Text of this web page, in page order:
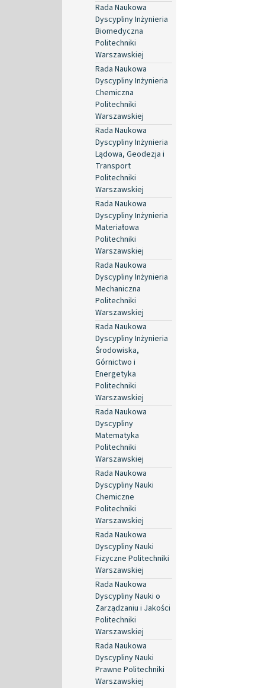
Rada Naukowa
Dyscypliny Inżynieria
Biomedyczna
Politechniki
Warszawskiej
Rada Naukowa
Dyscypliny Inżynieria
Chemiczna
Politechniki
Warszawskiej
Rada Naukowa
Dyscypliny Inżynieria
Lądowa, Geodezja i
Transport
Politechniki
Warszawskiej
Rada Naukowa
Dyscypliny Inżynieria
Materiałowa
Politechniki
Warszawskiej
Rada Naukowa
Dyscypliny Inżynieria
Mechaniczna
Politechniki
Warszawskiej
Rada Naukowa
Dyscypliny Inżynieria
Środowiska,
Górnictwo i
Energetyka
Politechniki
Warszawskiej
Rada Naukowa
Dyscypliny
Matematyka
Politechniki
Warszawskiej
Rada Naukowa
Dyscypliny Nauki
Chemiczne
Politechniki
Warszawskiej
Rada Naukowa
Dyscypliny Nauki
Fizyczne Politechniki
Warszawskiej
Rada Naukowa
Dyscypliny Nauki o
Zarządzaniu i Jakości
Politechniki
Warszawskiej
Rada Naukowa
Dyscypliny Nauki
Prawne Politechniki
Warszawskiej